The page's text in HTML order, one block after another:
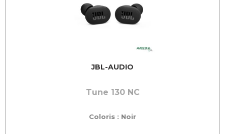
JBL-AUDIO
Tune 130 NC
Coloris : Noir